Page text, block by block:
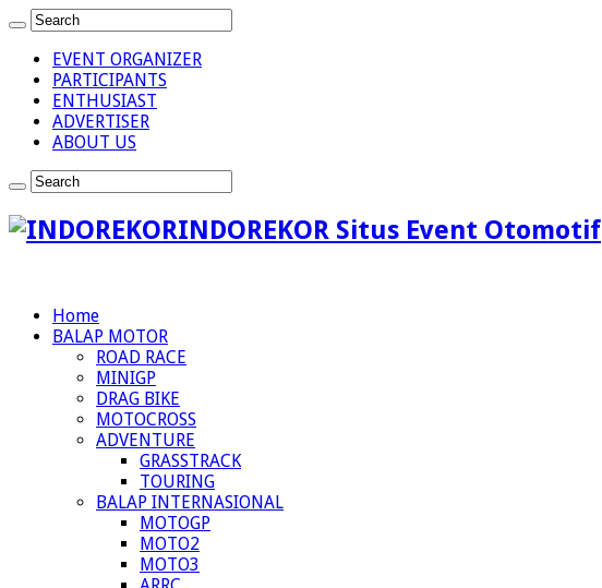
EVENT ORGANIZER
PARTICIPANTS
ENTHUSIAST
ADVERTISER
ABOUT US
INDOREKOR Situs Event Otomotif
Home
BALAP MOTOR
ROAD RACE
MINIGP
DRAG BIKE
MOTOCROSS
ADVENTURE
GRASSTRACK
TOURING
BALAP INTERNASIONAL
MOTOGP
MOTO2
MOTO3